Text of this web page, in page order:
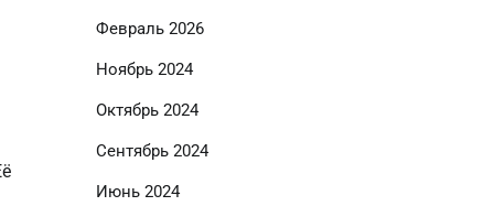
Февраль 2026
Ноябрь 2024
Октябрь 2024
Сентябрь 2024
Июнь 2024